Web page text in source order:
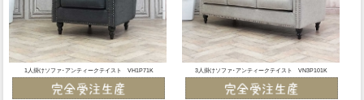
1人掛けソファ･アンティークテイスト VH1P71K 3人掛けソファ･アンティークテイスト VN3P101K